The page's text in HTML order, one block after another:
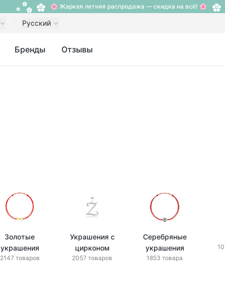
🌸 Жаркая летняя распродажа — скидка на всё! 🌸
Русский
Бренды Отзывы
Золотые
украшения
2147 товаров
Украшения с
цирконом
2057 товаров
Серебряные
украшения
1853 товара